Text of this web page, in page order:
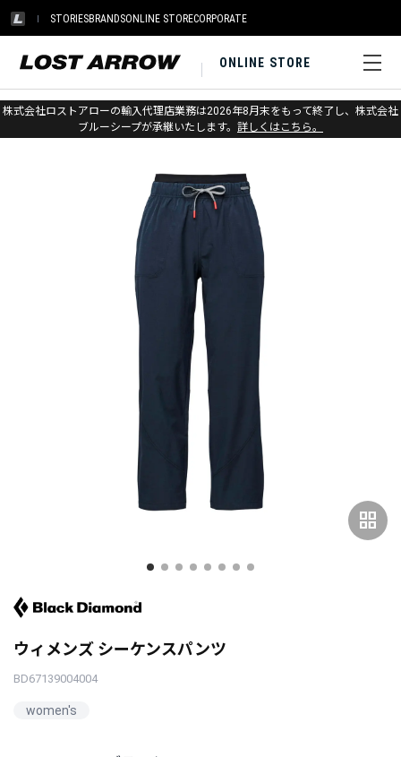
STORIESBRANDSONLINE STORECORPORATE
ONLINE STORE
株式会社ロストアローの輸入代理店業務は2026年8月末をもって終了し、株式会社
ブルーシープが承継いたします。 詳しくはこちら。
ホーム > ブラックダイヤモンド > アパレル > ボトムス > パンツ
grid_view
ウィメンズ シーケンスパンツ
BD67139004004
women's